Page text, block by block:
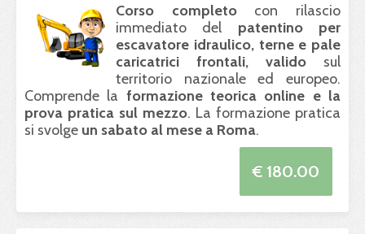
Corso completocon rilascio
immediato del patentino per
escavatore idraulico, terne e pale
caricatrici frontali, valido sul
territorio nazionale ed europeo.
Comprende la formazione teorica online e la
prova pratica sul mezzo. La formazione pratica
si svolge un sabato al mese a Roma.
€ 180.00